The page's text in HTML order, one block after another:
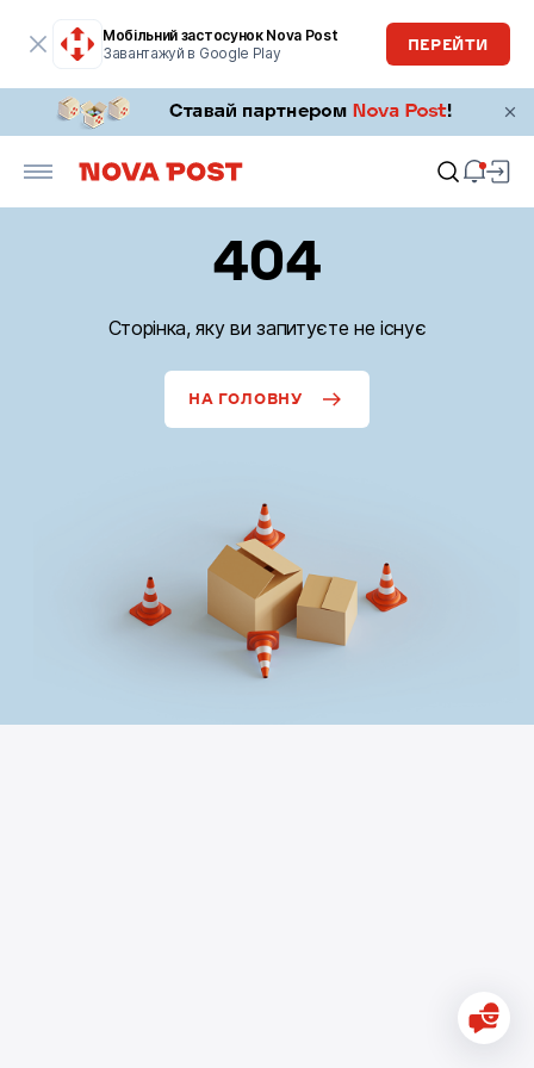
Мобільний застосунок Nova Post
Завантажуй в Google Play
ПЕРЕЙТИ
404
Сторінка, яку ви запитуєте не існує
НА ГОЛОВНУ